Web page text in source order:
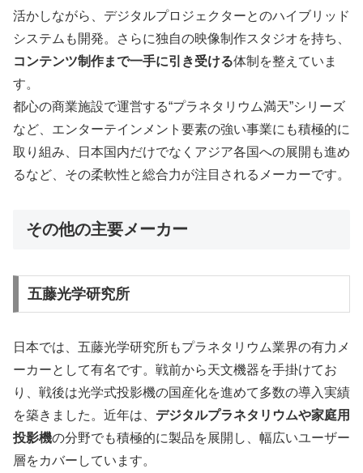
活かしながら、デジタルプロジェクターとのハイブリッド
システムも開発。さらに独自の映像制作スタジオを持ち、
コンテンツ制作まで一手に引き受ける体制を整えていま
す。
都心の商業施設で運営する“プラネタリウム満天”シリーズ
など、エンターテインメント要素の強い事業にも積極的に
取り組み、日本国内だけでなくアジア各国への展開も進め
るなど、その柔軟性と総合力が注目されるメーカーです。
その他の主要メーカー
五藤光学研究所
日本では、五藤光学研究所もプラネタリウム業界の有力メ
ーカーとして有名です。戦前から天文機器を手掛けてお
り、戦後は光学式投影機の国産化を進めて多数の導入実績
を築きました。近年は、 デジタルプラネタリウムや家庭用
投影機の分野でも積極的に製品を展開し、幅広いユーザー
層をカバーしています。